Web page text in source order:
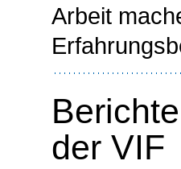
Arbeit
der VIF